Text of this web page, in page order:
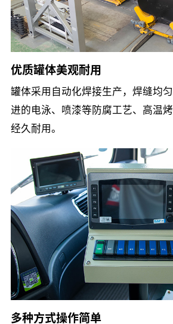
优质罐体美观耐用
罐体采用自动化焊接生产，焊缝均
进的电泳、喷漆等防腐工艺、高温
经久耐用。
多种方式操作简单